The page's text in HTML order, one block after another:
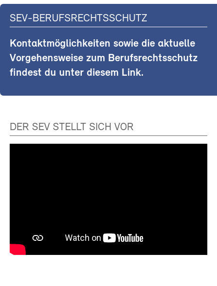
SEV-BERUFSRECHTSSCHUTZ
Kontaktmöglichkeiten sowie die aktuelle
Vorgehensweise zum Berufsrechtsschutz
findest du unter diesem Link.
DER SEV STELLT SICH VOR